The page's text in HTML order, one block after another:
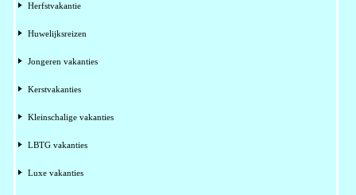
Herfstvakantie
Huwelijksreizen
Jongeren vakanties
Kerstvakanties
Kleinschalige vakanties
LBTG vakanties
Luxe vakanties